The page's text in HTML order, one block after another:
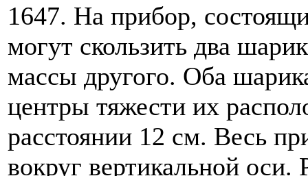
1647. На прибор,
могут скользить два
массы другого. Оба
центры тяжести их
расстоянии 12 см. Весь
вокруг вертикальной оси.